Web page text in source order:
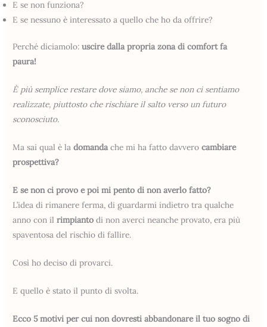
E se non funziona?
E se nessuno è interessato a quello che ho da offrire?
Perché diciamolo:uscire dalla propria zona di comfort fa
paura!
È più semplice restare dove siamo, anche se non ci sentiamo
realizzate, piuttosto che rischiare il salto verso un futuro
sconosciuto.
Ma sai qual è ladomandache mi ha fatto davverocambiare
prospettiva?
E se non ci provo e poi mi pento di non averlo fatto?
L’idea di rimanere ferma, di guardarmi indietro tra qualche
anno con ilrimpianto di non averci neanche provato, era più
spaventosa del rischio di fallire.
Così ho deciso di provarci.
E quello è stato il punto di svolta.
Ecco 5 motivi per cui non dovresti abbandonare il tuo sogno di